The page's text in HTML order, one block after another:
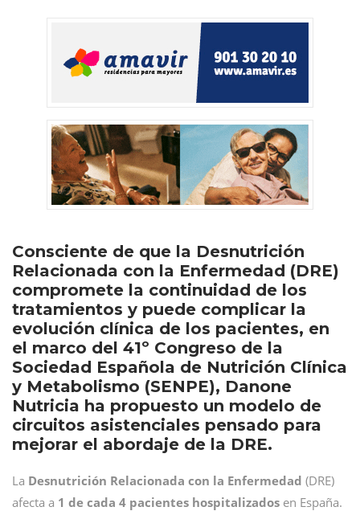
Consciente de que la Desnutrición
Relacionada con la Enfermedad (DRE)
compromete la continuidad de los
tratamientos y puede complicar la
evolución clínica de los pacientes, en
el marco del 41º Congreso de la
Sociedad Española de Nutrición Clínica
y Metabolismo (SENPE), Danone
Nutricia ha propuesto un modelo de
circuitos asistenciales pensado para
mejorar el abordaje de la DRE.
La Desnutrición Relacionada con la Enfermedad (DRE)
afecta a 1 de cada 4 pacientes hospitalizados en España.